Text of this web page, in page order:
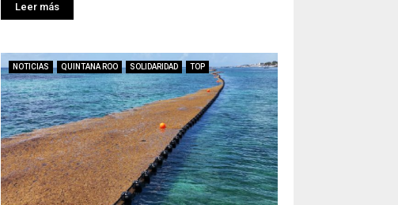
Leer más
NOTICIAS QUINTANA ROO SOLIDARIDAD TOP